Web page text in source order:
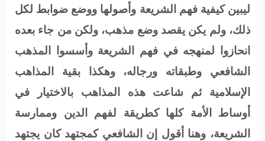
ليبين كيفية فهم الشريعة وأصولها ووضع ضوابط لكل
ذلك، ولم يكن يقصد وضع مذهب، ولكن من جاء بعده
انحازوا لمنهجه في فهم الشريعة وأسسوا المذهب
الشافعي وطبقاته ورجاله، وهكذا بقية المذاهب
الإسلامية ثم شاعت هذه المذاهب بالاختيار في
أوساط الأمة كلها كطريقة لفهم الدين وممارسة
الشريعة، وهنا أقول إن الشافعي كمجتهد كان يجتهد